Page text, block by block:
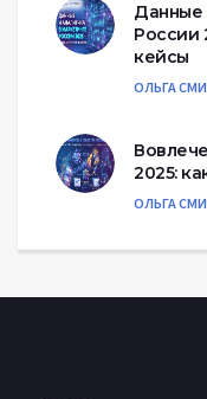
Данные
России
кейсы
ОЛЬГА
2025:
ОЛЬГА